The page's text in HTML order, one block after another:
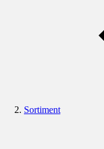
Sortiment